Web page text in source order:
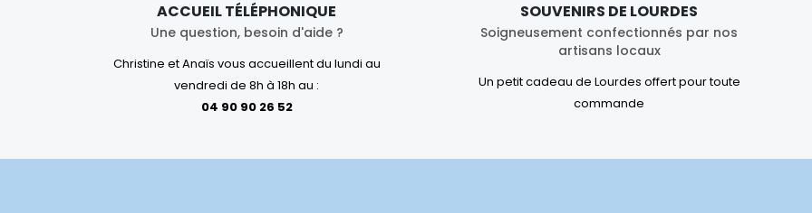
ACCUEIL TÉLÉPHONIQUE
Une question, besoin d'aide ?
Christine et Anaïs vous accueillent du lundi au
vendredi de 8h à 18h au :
04 90 90 26 52
SOUVENIRS DE LOURDES
Soigneusement confectionnés par nos
artisans locaux
Un petit cadeau de Lourdes offert pour toute
commande